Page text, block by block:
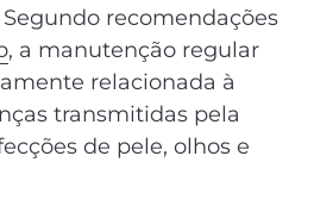
recomendações
, a manutenção regular
relacionada à
transmitidas pela
de pele, olhos e